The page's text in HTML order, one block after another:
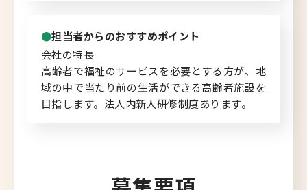
転職の体験談
転職と年収のハナシ
担当者からのおすすめポイント
会社の特長
高齢者で福祉のサービスを必要とする方が、地
域の中で当たり前の生活ができる高齢者施設を
目指します。法人内新人研修制度あります。